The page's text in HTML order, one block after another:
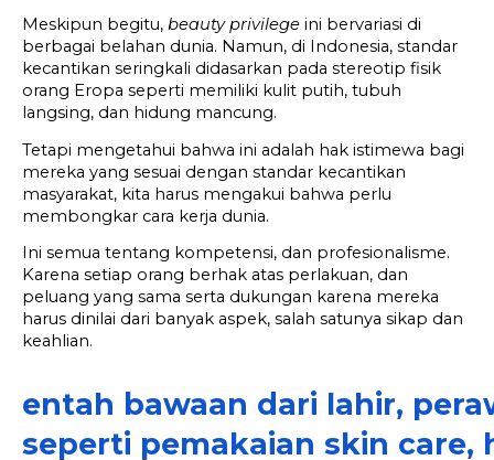
Meskipun begitu, beauty privilege ini bervariasi di
berbagai belahan dunia. Namun, di Indonesia, standar
kecantikan seringkali didasarkan pada stereotip fisik
orang Eropa seperti memiliki kulit putih, tubuh
langsing, dan hidung mancung.
Tetapi mengetahui bahwa ini adalah hak istimewa bagi
mereka yang sesuai dengan standar kecantikan
masyarakat, kita harus mengakui bahwa perlu
membongkar cara kerja dunia.
Ini semua tentang kompetensi, dan profesionalisme.
Karena setiap orang berhak atas perlakuan, dan
peluang yang sama serta dukungan karena mereka
harus dinilai dari banyak aspek, salah satunya sikap dan
keahlian.